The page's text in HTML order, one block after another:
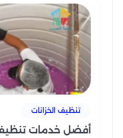
تنظيف الخزانات
أفضل خدمات